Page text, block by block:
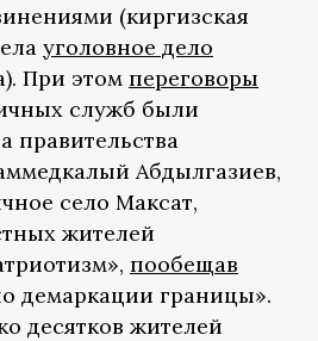
(киргизская
уголовное дело
При этом переговоры
служб были
правительства
Абдылгазиев,
село Максат,
жителей
пообещав
демаркации границы».
десятков жителей